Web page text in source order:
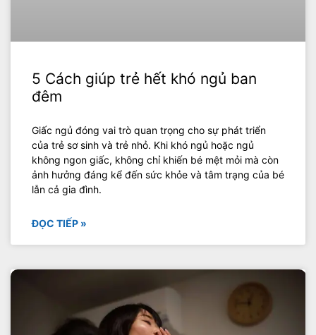
5 Cách giúp trẻ hết khó ngủ ban
đêm
Giấc ngủ đóng vai trò quan trọng cho sự phát triển
của trẻ sơ sinh và trẻ nhỏ. Khi khó ngủ hoặc ngủ
không ngon giấc, không chỉ khiến bé mệt mỏi mà còn
ảnh hưởng đáng kể đến sức khỏe và tâm trạng của bé
lẫn cả gia đình.
ĐỌC TIẾP »